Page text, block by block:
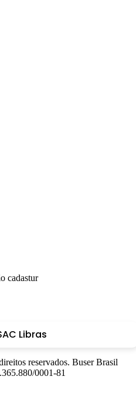
Libras
reservados. Buser Brasil
0001-81